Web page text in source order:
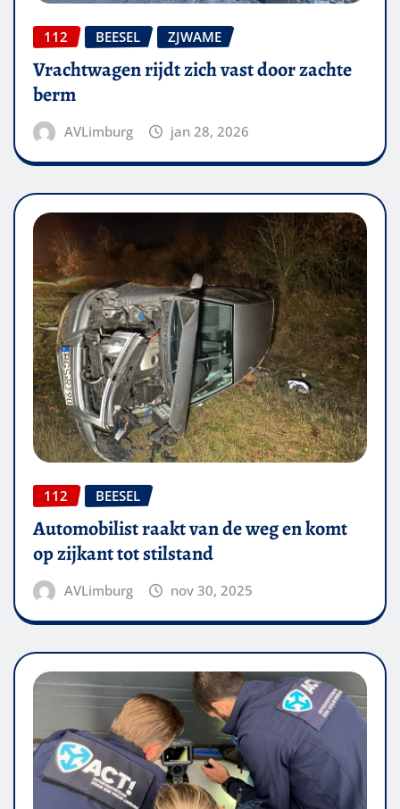
112 BEESEL ZJWAME
Vrachtwagen rijdt zich vast door zachte
berm
AVLimburg jan 28, 2026
112 BEESEL
Automobilist raakt van de weg en komt
op zijkant tot stilstand
AVLimburg nov 30, 2025